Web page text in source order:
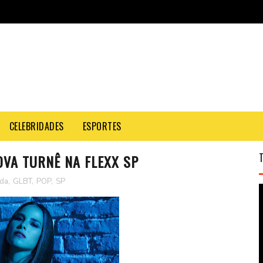
CELEBRIDADES ESPORTES
TURNÊ NA FLEXX SP
, GLBT, POP, SP